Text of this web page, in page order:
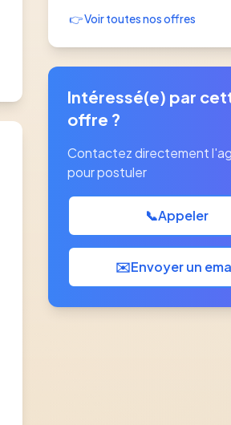
👉 Voir toutes nos offres
Intéressé(e) par
offre ?
Contactez directement
pour postuler
📞Appeler
✉️Envoyer un